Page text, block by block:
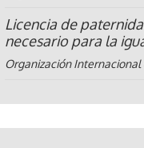
Licencia de
necesario para la
Organización Internacional